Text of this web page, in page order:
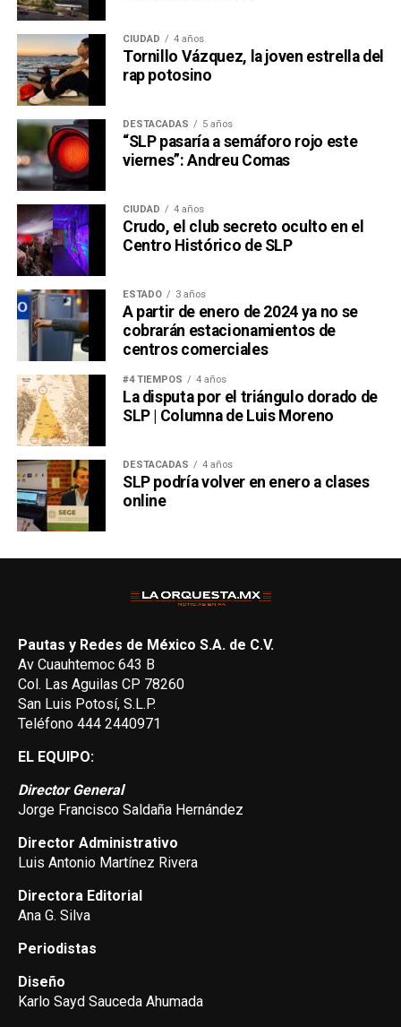
CIUDAD 4 años
Tornillo Vázquez, la joven estrella del
rap potosino
DESTACADAS 5 años
“SLP pasaría a semáforo rojo este
viernes”: Andreu Comas
CIUDAD 4 años
Crudo, el club secreto oculto en el
Centro Histórico de SLP
ESTADO 3 años
A partir de enero de 2024 ya no se
cobrarán estacionamientos de
centros comerciales
#4 TIEMPOS 4 años
La disputa por el triángulo dorado de
SLP | Columna de Luis Moreno
DESTACADAS 4 años
SLP podría volver en enero a clases
online
Pautas y Redes de México S.A. de C.V.
Av Cuauhtemoc 643 B
Col. Las Aguilas CP 78260
San Luis Potosí, S.L.P.
Teléfono 444 2440971
EL EQUIPO:
Director General
Jorge Francisco Saldaña Hernández
Director Administrativo
Luis Antonio Martínez Rivera
Directora Editorial
Ana G. Silva
Periodistas
Diseño
Karlo Sayd Sauceda Ahumada